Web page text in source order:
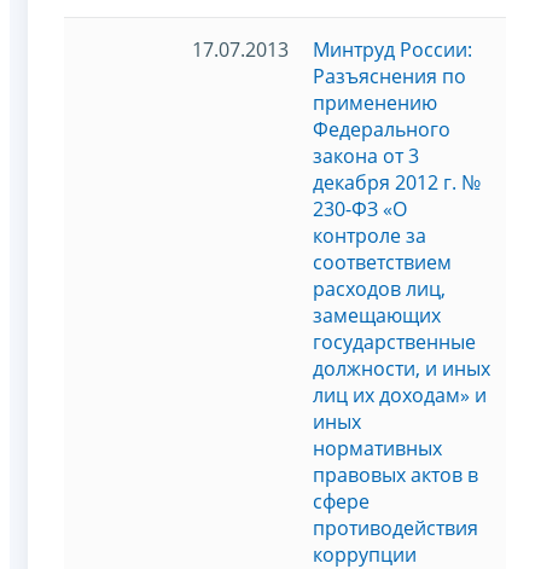
17.07.2013
Минтруд России:
Разъяснения по
применению
Федерального
закона от 3
декабря 2012 г. №
230-ФЗ «О
контроле за
соответствием
расходов лиц,
замещающих
государственные
должности, и иных
лиц их доходам» и
иных
нормативных
правовых актов в
сфере
противодействия
коррупции